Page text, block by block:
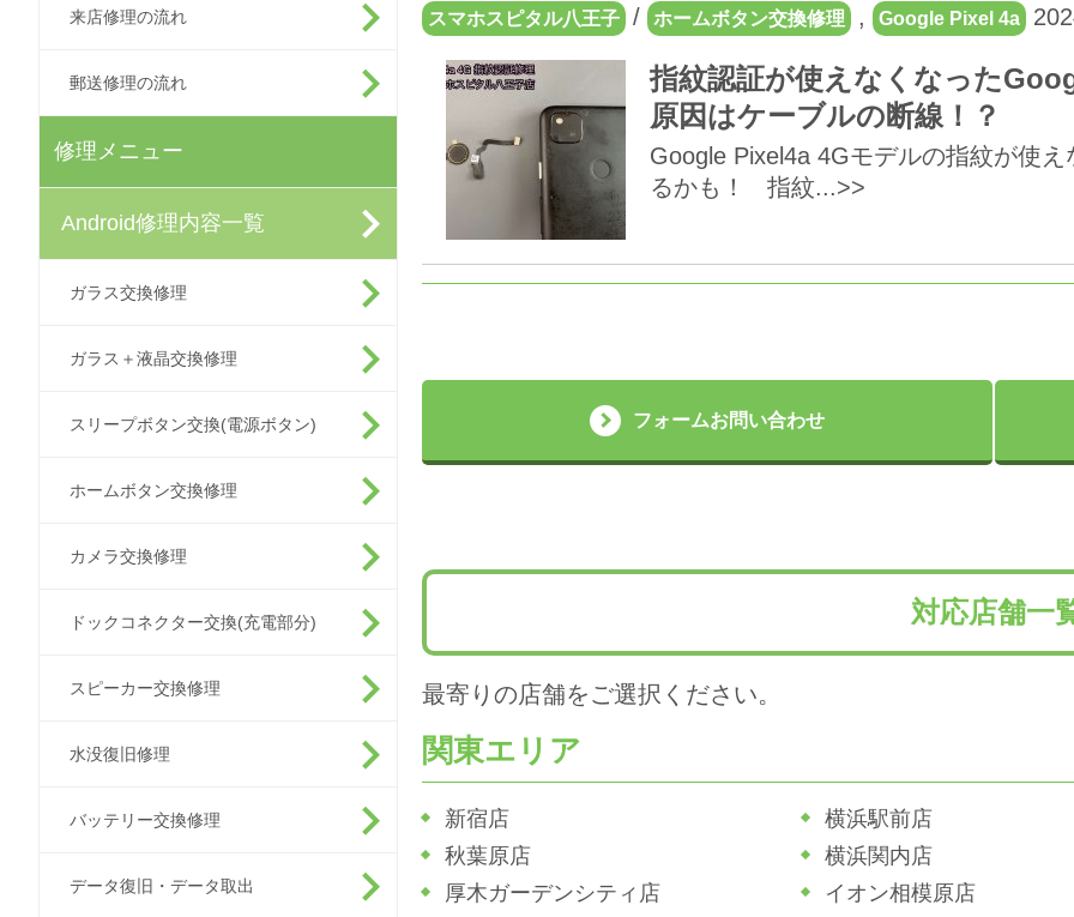
来店修理の流れ
郵送修理の流れ
修理メニュー
Android修理内容一覧
ガラス交換修理
ガラス＋液晶交換修理
スリープボタン交換(電源ボタン)
ホームボタン交換修理
カメラ交換修理
ドックコネクター交換(充電部分)
スピーカー交換修理
水没復旧修理
バッテリー交換修理
データ復旧・データ取出
スマホスピタル八王子 / ホームボタン交換修理 , Google Pixel 4a
指紋認証が使えなくなった
原因はケーブルの断線！？
Google Pixel4a 4Gモデルの指紋が使
るかも！ 指紋...>>
フォームお問い合わせ
対応店舗一
最寄りの店舗をご選択ください。
関東エリア
新宿店
横浜駅前店
秋葉原店
横浜関内店
厚木ガーデンシティ店
イオン相模原店